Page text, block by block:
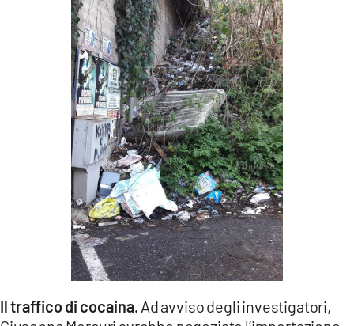
Il traffico di cocaina. Ad avviso degli investigatori,